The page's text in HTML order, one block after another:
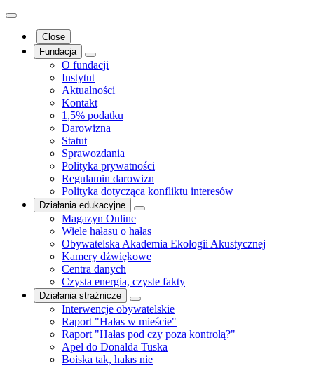
Close
Fundacja
O fundacji
Instytut
Aktualności
Kontakt
1,5% podatku
Darowizna
Statut
Sprawozdania
Polityka prywatności
Regulamin darowizn
Polityka dotycząca konfliktu interesów
Działania edukacyjne
Magazyn Online
Wiele hałasu o hałas
Obywatelska Akademia Ekologii Akustycznej
Kamery dźwiękowe
Centra danych
Czysta energia, czyste fakty
Działania strażnicze
Interwencje obywatelskie
Raport "Hałas w mieście"
Raport "Hałas pod czy poza kontrolą?"
Apel do Donalda Tuska
Boiska tak, hałas nie